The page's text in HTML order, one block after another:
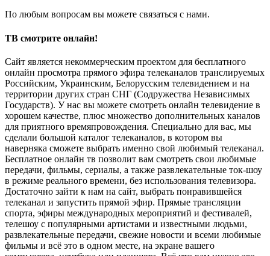
По любым вопросам вы можете связаться с нами.
ТВ смотрите онлайн!
Сайт является некоммерческим проектом для бесплатного
онлайн просмотра прямого эфира телеканалов транслируемых
Российским, Украинским, Белорусским телевидением и на
территории других стран СНГ (Содружества Независимых
Государств). У нас вы можете смотреть онлайн телевидение в
хорошем качестве, плюс множество дополнительных каналов
для приятного времяпровождения. Специально для вас, мы
сделали большой каталог телеканалов, в котором вы
наверняка сможете выбрать именно свой любимый телеканал.
Бесплатное онлайн тв позволит вам смотреть свои любимые
передачи, фильмы, сериалы, а также развлекательные ток-шоу
в режиме реального времени, без использования телевизора.
Достаточно зайти к нам на сайт, выбрать понравившейся
телеканал и запустить прямой эфир. Прямые трансляции
спорта, эфиры международных мероприятий и фестивалей,
телешоу с популярными артистами и известными людьми,
развлекательные передачи, свежие новости и всеми любимые
фильмы и всё это в одном месте, на экране вашего